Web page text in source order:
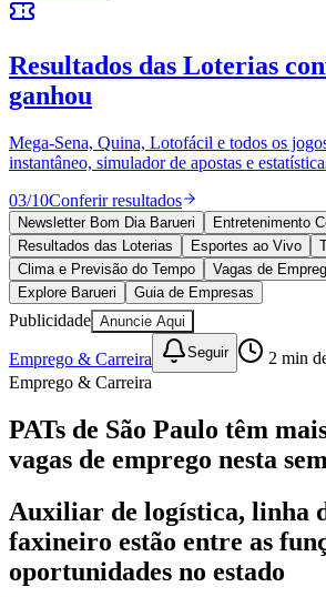
Anuncie no Portal
Cadastrar Empresa
Divulgar Vagas
Política
Esportes
Saúde
Segurança
Cultura
Meio Ambiente
Obras
Educação
Bairros de Barueri
AldeiaAldeia da SerraAldeia de Barueri
Vista
Califórnia Carapicuíba Centro Chácaras
RegiãoCotiaCruz PretaEngenho Novo
MilitarItapeviJandiraJardim Audir Jardim
Califórnia
Jardim dos Altos Jardim dos
EsperançaJardim GrazielaJardim Iracema
Resultados das Loterias
ganhou
Mega-Sena, Quina, Lotofácil e todos os
instantâneo, simulador de apostas e
03/10Conferir resultados
Newsletter Bom Dia Barueri
Entretenimento
Resultados das Loterias
Esportes ao Vivo
Clima e Previsão do Tempo
Vagas de
Explore Barueri
Guia de Empresas
Publicidade Anuncie Aqui
Emprego & Carreira Seguir 2 min
Emprego & Carreira
PATs de São Paulo têm
vagas de emprego nesta
Auxiliar de logística, linha
faxineiro estão entre as
oportunidades no estado